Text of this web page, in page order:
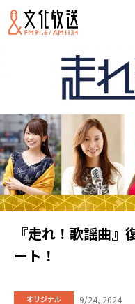
『走れ！歌謡曲
ート！
オリジナル 9/24, 2024